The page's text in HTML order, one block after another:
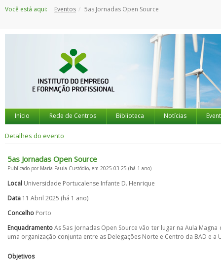
paraVocê está aqui: Eventos 5as Jornadas Open Source
Início Rede de Centros Biblioteca Notícias
Detalhes do evento
5as Jornadas Open Source
Publicado por Maria Paula Custódio, em 2025-03-25 (há 1 ano)
Local Universidade Portucalense Infante D. Henrique
Data 11 Abril 2025 (há 1 ano)
Concelho Porto
EnquadramentoAs 5as Jornadas Open Source vão ter lugar na Aula
uma organização conjunta entre as Delegações Norte e Centro da BAD e a
Objetivos